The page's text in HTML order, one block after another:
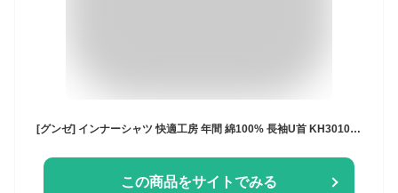
[グンゼ] インナーシャツ 快適工房 年間 綿100% 長袖U首 KH3010 メンズ グレーモク 日本M (日本サイズM相当)
この商品をサイトでみる